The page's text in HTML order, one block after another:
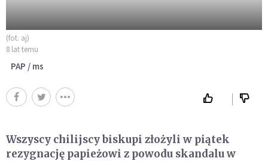
(fot. aj)
8 lat temu
PAP / ms
Wszyscy chilijscy biskupi złożyli w piątek
rezygnację papieżowi z powodu skandalu w